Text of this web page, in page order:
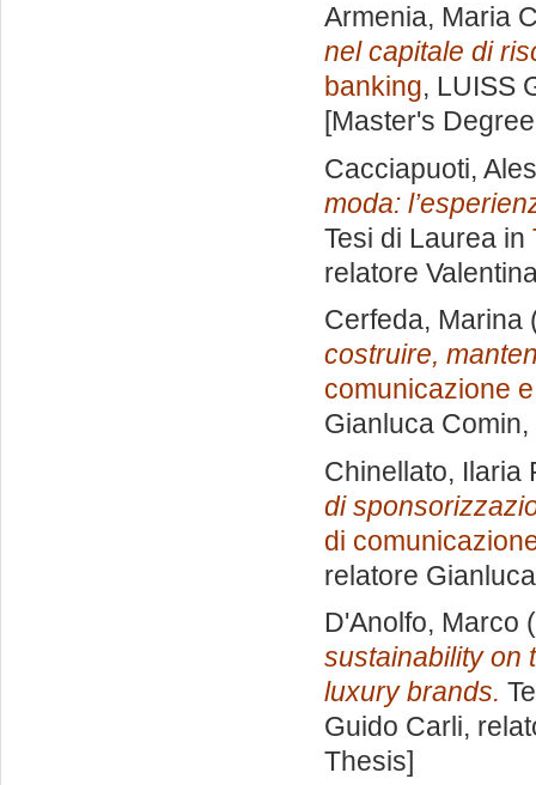
Armenia, Maria
nel capitale di
banking, LUISS
[Master's
Cacciapuoti,
moda:
Tesi di Laurea in
relatore
Cerfeda, Marina
costruire,
comunicazione
Gianluca Comin
Chinellato, Ilaria
di
di
relatore
D'Anolfo, Marco
sustainability on
luxury brands.
Guido Carli,
Thesis]